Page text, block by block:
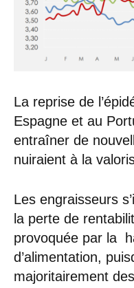
La reprise de
Espagne et au
entraîner de
nuiraient à la
Les engraisseurs
la perte de
provoquée par la
d’alimentation,
majoritairement